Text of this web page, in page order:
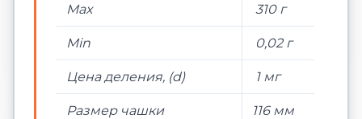
Max 310 г
Min 0,02 г
Цена деления, (d) 1 мг
Размер чашки 116 мм